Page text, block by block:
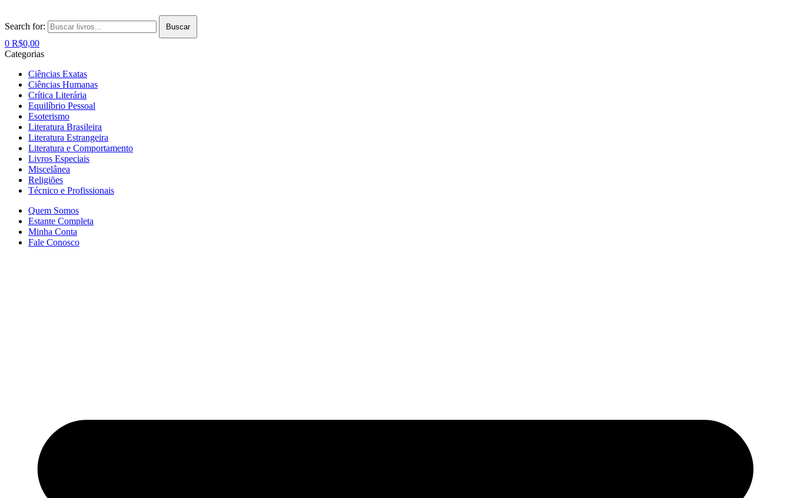
Search for: Buscar
0 R$0,00
Categorias
Ciências Exatas
Ciências Humanas
Crítica Literária
Equilíbrio Pessoal
Esoterismo
Literatura Brasileira
Literatura Estrangeira
Literatura e Comportamento
Livros Especiais
Miscelânea
Religiões
Técnico e Profissionais
Quem Somos
Estante Completa
Minha Conta
Fale Conosco